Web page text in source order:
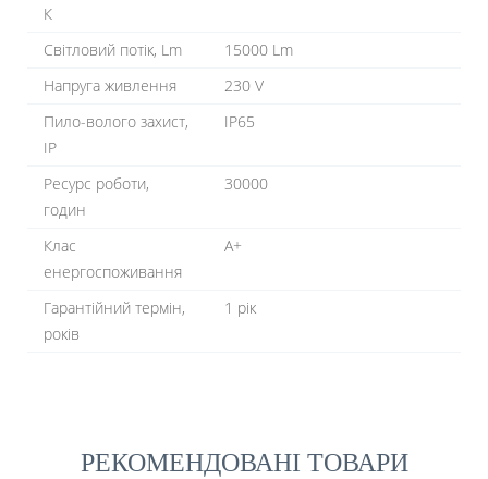
К
Світловий потік, Lm
15000 Lm
Напруга живлення
230 V
Пило-волого захист,
IP
IP65
Ресурс роботи,
годин
30000
Клас
енергоспоживання
A+
Гарантійний термін,
років
1 рік
РЕКОМЕНДОВАНІ ТОВАРИ